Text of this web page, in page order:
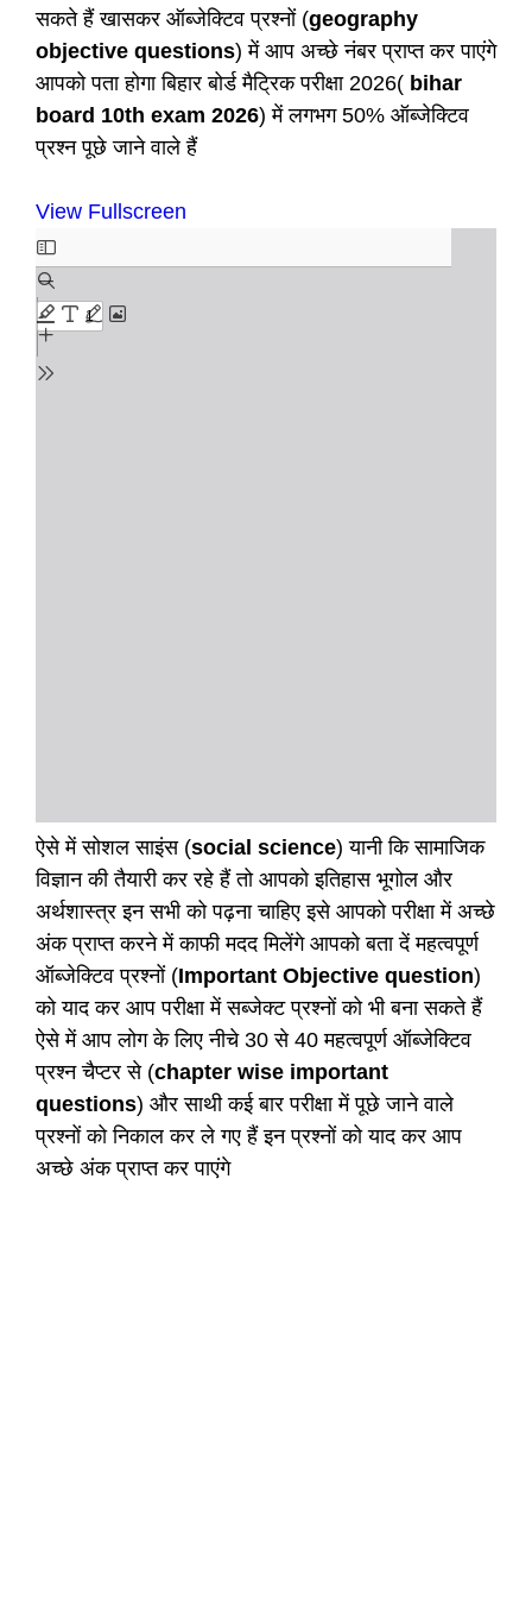
सकते हैं खासकर ऑब्जेक्टिव प्रश्नों (geography
objective questions) में आप अच्छे नंबर प्राप्त कर पाएंगे
आपको पता होगा बिहार बोर्ड मैट्रिक परीक्षा 2026( bihar
board 10th exam 2026) में लगभग 50% ऑब्जेक्टिव
प्रश्न पूछे जाने वाले हैं
View Fullscreen
Skip
to
PDF
content
ऐसे में सोशल साइंस (social science) यानी कि सामाजिक
विज्ञान की तैयारी कर रहे हैं तो आपको इतिहास भूगोल और
अर्थशास्त्र इन सभी को पढ़ना चाहिए इसे आपको परीक्षा में अच्छे
अंक प्राप्त करने में काफी मदद मिलेंगे आपको बता दें महत्वपूर्ण
ऑब्जेक्टिव प्रश्नों (Important Objective question)
को याद कर आप परीक्षा में सब्जेक्ट प्रश्नों को भी बना सकते हैं
ऐसे में आप लोग के लिए नीचे 30 से 40 महत्वपूर्ण ऑब्जेक्टिव
प्रश्न चैप्टर से (chapter wise important
questions) और साथी कई बार परीक्षा में पूछे जाने वाले
प्रश्नों को निकाल कर ले गए हैं इन प्रश्नों को याद कर आप
अच्छे अंक प्राप्त कर पाएंगे